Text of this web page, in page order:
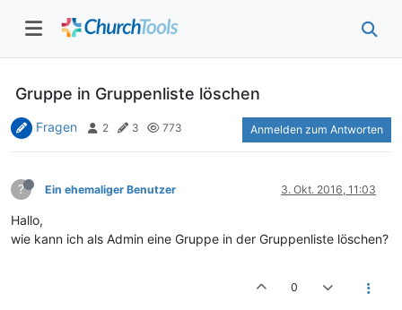
Gruppe in Gruppenliste löschen
Fragen 2 3 773 Anmelden zum Antworten
? Ein ehemaliger Benutzer 3. Okt. 2016, 11:03
Hallo,
wie kann ich als Admin eine Gruppe in der Gruppenliste löschen?
0